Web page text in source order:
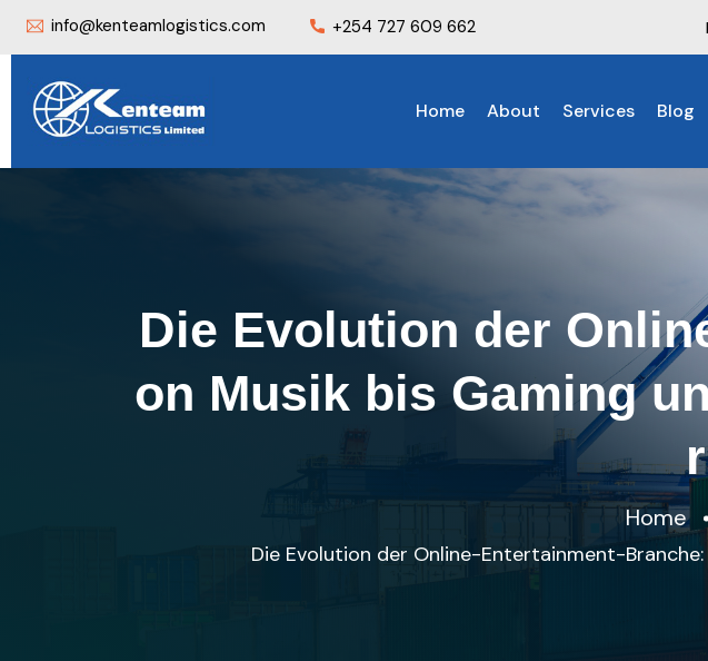
info@kenteamlogistics.com +254 727 609 662
Home About Services Blog
Die Evolution der
on Musik bis Gaming
Home
Die Evolution der Online-Entertainment-